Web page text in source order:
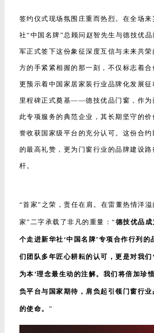
签约仪式现场氛围庄重而热烈。在全场
社“中国名牌”总顾问赵智先生与德技优
军正式签下这份象征深度互信与未来共荣
方的手紧紧相握的那一刻，不仅标志着合
更预示着中国家居家装行业品牌化发展
里程碑正式奠基——德技优品门窗，作为
此专项服务的典范企业，其长期坚守的
誉收获国家级平台的充分认可。这份合
的最高礼赞，更为门窗行业的品牌建设
杆。
“首家”之荣，责任在肩。在雷董热情洋
家”二字承载了非凡的重量：“德技优品
个走进新华社‘中国名牌’专项合作行列的
们团队多年匠心耕耘的认可，更是对我们
为本’理念最生动的注解。我们将倍加珍
负平台与国家期待，肩负起引领门窗行
的使命。 ”